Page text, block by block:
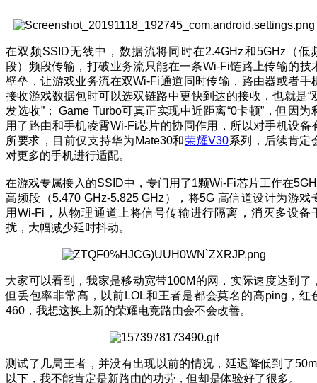
在双频SSID无线中，数据流将同时在2.4GHz和5GHz（低
段）频段传输，打破业务流只能在一条Wi-Fi链路上传输的技
壁垒，让游戏业务流在双Wi-Fi通道同时传输，路由器或者手
接收游戏数据包时可以选双链路中更快到达的接收，也就是“
发选收”； Game Turbo可真正实现中近距离“0卡顿”，但因为
用了路由和手机凌霄Wi-Fi芯片的协同作用，所以对手机设备
所要求，目前仅支持华为Mate30和荣耀V30系列，后续肯定
对更多的手机进行适配。
在游戏专属接入的SSID中，专门用了1颗Wi-Fi芯片工作在
高频段（5.470 GHz-5.825 GHz），将5G 高信道设计为游戏
用Wi-Fi，从物理通道上将信号传输进行隔离，消灭多设备
扰，大幅减少延时抖动。
大家可以看到，我家是移动宽带100M的网，实际速度达到了
但丢包率非常高，以前LOL和王者是都会莫名的高ping，红
460，我想这换上新的荣耀电竞路由会不会改善。
测试了几局王者，并没有出现以前的情况，延迟降低到了
以下，我不能肯定是新路由的功劳，但却是体验好了很多。